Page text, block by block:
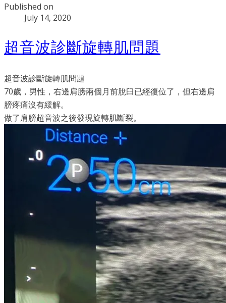
Published on
July 14, 2020
超音波診斷旋轉肌問題
超音波診斷旋轉肌問題
70歲 ， 男性，右邊肩膀兩個月前脫臼已經復位了 ， 但右邊肩
膀疼痛沒有緩解。
​做了肩膀超音波之後發現旋轉肌斷裂。